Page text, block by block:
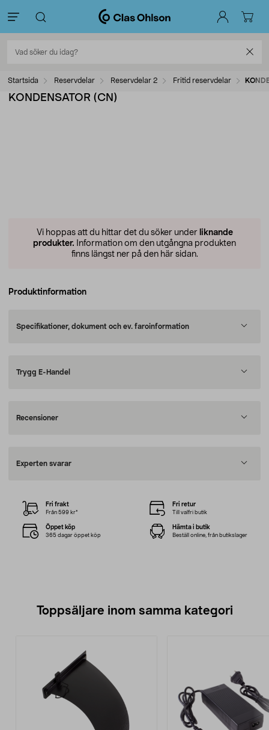
Startsida Reservdelar Reservdelar 2 Fritid reservdelar
KONDENSATOR (CN)
Vi hoppas att du hittar det du söker under liknande
produkter. Information om den utgångna produkten
finns längst ner på den här sidan.
Produktinformation
Specifikationer, dokument och ev. faroinformation
Trygg E-Handel
Recensioner
Experten svarar
Fri frakt
Från 599 kr*
Fri retur
Till valfri butik
Öppet köp
365 dagar öppet köp
Hämta i butik
Beställ online, från butikslager
Toppsäljare inom samma kategori